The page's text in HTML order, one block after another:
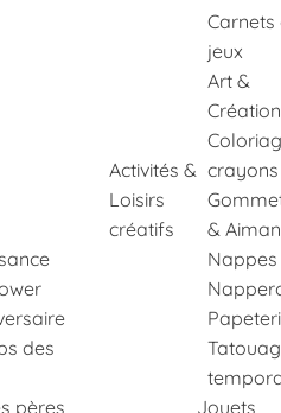
des
pères
Activités &
Loisirs
créatifs
Carnets
jeux
Art &
Création
crayons
&
Nappes
Jouets